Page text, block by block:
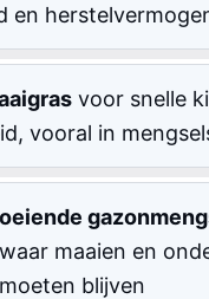
en
voor snelle
vooral in
maaien en
blijven